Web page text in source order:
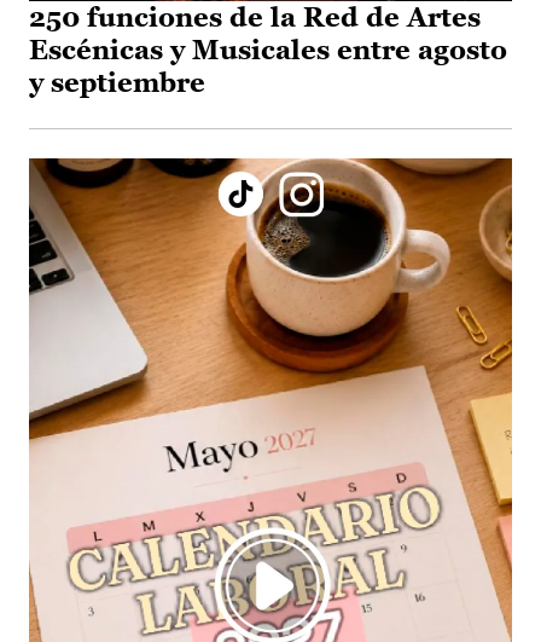
250 funciones de la Red de Artes
Escénicas y Musicales entre agosto
y septiembre